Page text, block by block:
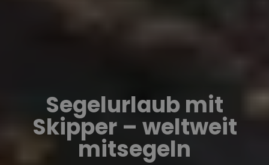
Segelurlaub mit
Skipper – weltweit
mitsegeln